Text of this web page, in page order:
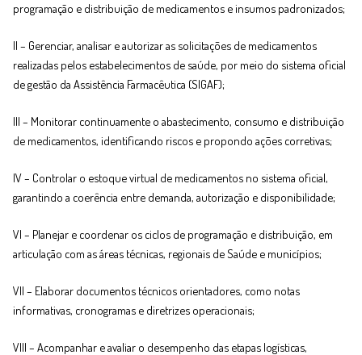
programação e distribuição de medicamentos e insumos padronizados;
II – Gerenciar, analisar e autorizar as solicitações de medicamentos
realizadas pelos estabelecimentos de saúde, por meio do sistema oficial
de gestão da Assistência Farmacêutica (SIGAF);
III – Monitorar continuamente o abastecimento, consumo e distribuição
de medicamentos, identificando riscos e propondo ações corretivas;
IV – Controlar o estoque virtual de medicamentos no sistema oficial,
garantindo a coerência entre demanda, autorização e disponibilidade;
VI – Planejar e coordenar os ciclos de programação e distribuição, em
articulação com as áreas técnicas, regionais de Saúde e municípios;
VII – Elaborar documentos técnicos orientadores, como notas
informativas, cronogramas e diretrizes operacionais;
VIII – Acompanhar e avaliar o desempenho das etapas logísticas,